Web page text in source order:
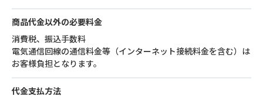
商品代金以外の必要料金
消費税、振込手数料
電気通信回線の通信料金等（インターネット接続料金を含む）は
お客様負担となります。
代金支払方法